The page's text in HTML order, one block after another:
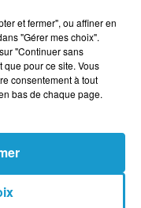
7h45
7h45
et fermer", ou affiner en
"Gérer mes choix".
"Continuer sans
pour ce site. Vous
consentement à tout
bas de chaque page.